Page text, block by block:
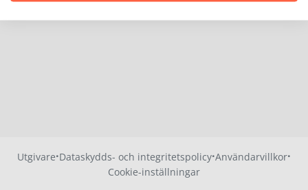
Utgivare·Dataskydds- och integritetspolicy·Användarvillkor·
Cookie-inställningar